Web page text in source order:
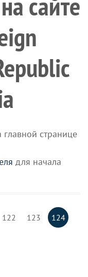
странице
для начала
Page
122 Page
123
Current
124